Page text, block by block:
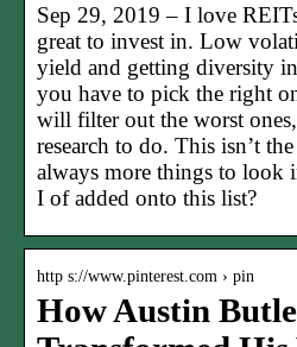
Sep 29, 2019 – I love
great to invest in. Low
yield and getting diversity
you have to pick the right
will filter out the worst
research to do. This isn’t
always more things to look
I of added onto this list?
http s://www.pinterest.com › pin
How Austin